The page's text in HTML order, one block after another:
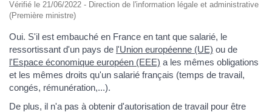
Vérifié le 21/06/2022 - Direction de l'information légale et administrative
(Première ministre)
Oui. S'il est embauché en France en tant que salarié, le
ressortissant d'un pays de l'Union européenne (UE) ou de
l'Espace économique européen (EEE) a les mêmes obligations
et les mêmes droits qu'un salarié français (temps de travail,
congés, rémunération,...).
De plus, il n'a pas à obtenir d'autorisation de travail pour être